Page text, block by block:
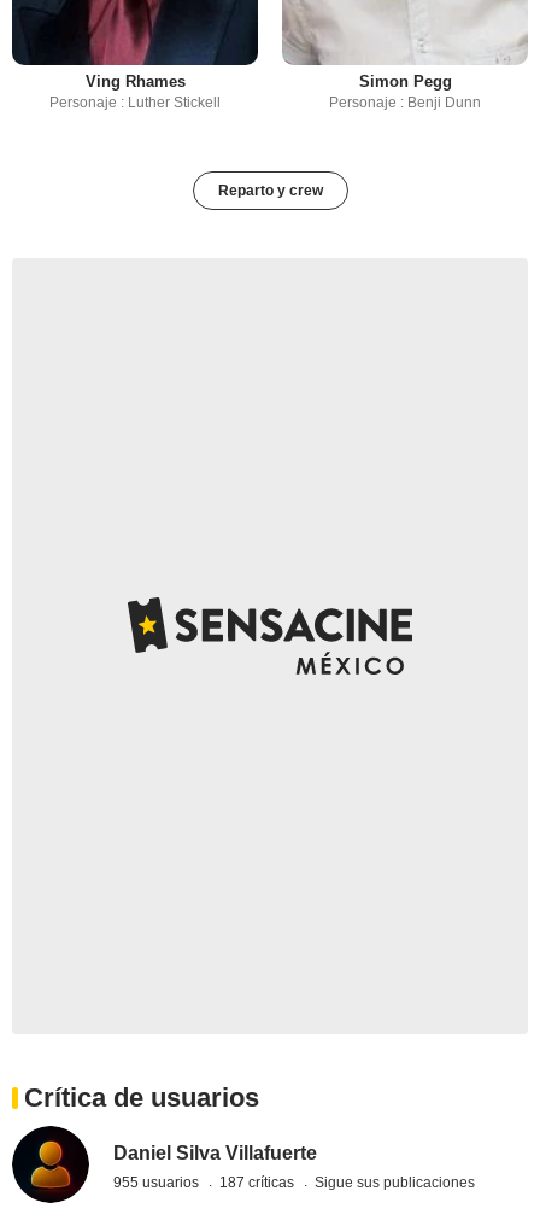
Ving Rhames
Personaje : Luther Stickell
Simon Pegg
Personaje : Benji Dunn
Reparto y crew
Crítica de usuarios
Daniel Silva Villafuerte
955 usuarios 187 críticas Sigue sus publicaciones